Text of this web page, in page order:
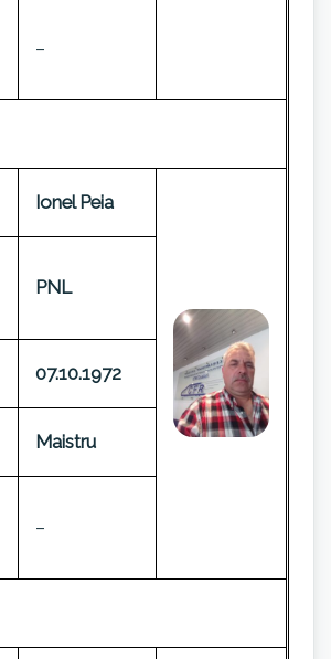
–
Ionel Peia
PNL
07.10.1972
Maistru
–